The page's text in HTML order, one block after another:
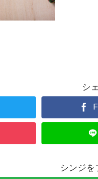
シ
シンジを